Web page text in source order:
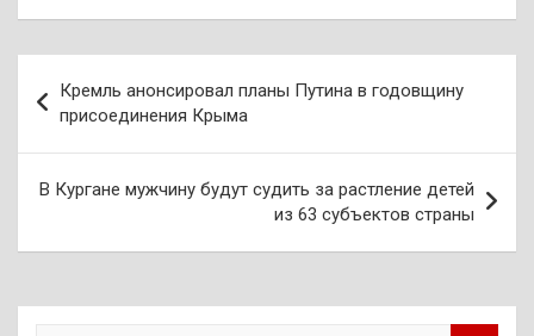
по
записям
Кремль анонсировал планы Путина в годовщину
присоединения Крыма
В Кургане мужчину будут судить за растление детей
из 63 субъектов страны